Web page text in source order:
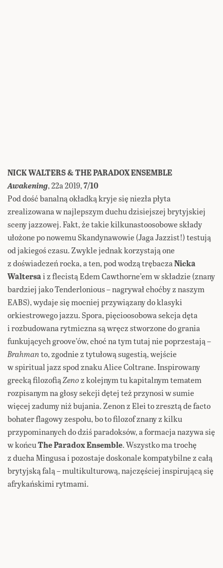
NICK WALTERS & THE PARADOX ENSEMBLE
Awakening, 22a 2019,7/10
Pod dość banalną okładką kryje się niezła płyta
zrealizowana w najlepszym duchu dzisiejszej brytyjskiej
sceny jazzowej. Fakt, że takie kilkunastoosobowe składy
ułożone po nowemu Skandynawowie (Jaga Jazzist!) testują
od jakiegoś czasu. Zwykle jednak korzystają one
z doświadczeń rocka, a ten, pod wodzą trębaczaNicka
Waltersai z flecistą Edem Cawthorne’em w składzie (znany
bardziej jako Tenderlonious – nagrywał choćby z naszym
EABS), wydaje się mocniej przywiązany do klasyki
orkiestrowego jazzu. Spora, pięcioosobowa sekcja dęta
i rozbudowana rytmiczna są wręcz stworzone do grania
funkujących groove’ów, choć na tym tutaj nie poprzestają –
Brahmanto, zgodnie z tytułową sugestią, wejście
w spiritual jazz spod znaku Alice Coltrane. Inspirowany
grecką filozofiąZenoz kolejnym tu kapitalnym tematem
rozpisanym na głosy sekcji dętej też przynosi w sumie
więcej zadumy niż bujania. Zenon z Elei to zresztą de facto
bohater flagowy zespołu, bo to filozof znany z kilku
przypominanych do dziś paradoksów, a formacja nazywa się
w końcuThe Paradox Ensemble. Wszystko ma trochę
z ducha Mingusa i pozostaje doskonale kompatybilne z całą
brytyjską falą – multikulturową, najczęściej inspirującą się
afrykańskimi rytmami.